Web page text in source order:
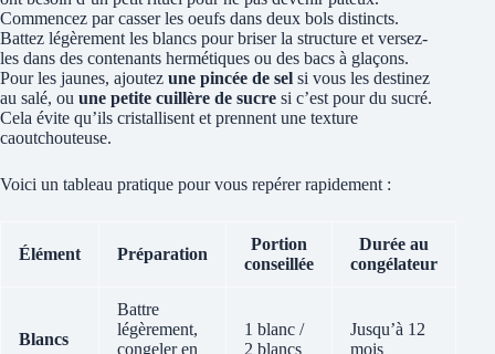
Commencez par casser les oeufs dans deux bols distincts.
Battez légèrement les blancs pour briser la structure et versez-
les dans des contenants hermétiques ou des bacs à glaçons.
Pour les jaunes, ajoutez une pincée de sel si vous les destinez
au salé, ou une petite cuillère de sucre si c’est pour du sucré.
Cela évite qu’ils cristallisent et prennent une texture
caoutchouteuse.
Voici un tableau pratique pour vous repérer rapidement :
Élément Préparation
Portion
conseillée
Durée au
congélateur
Blancs
Battre
légèrement,
congeler en
1 blanc /
2 blancs
Jusqu’à 12
mois